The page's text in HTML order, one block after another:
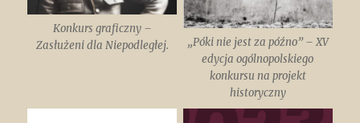
Konkurs graficzny –
Zasłużeni dla Niepodległej.
„Póki nie jest za późno” – XV
edycja ogólnopolskiego
konkursu na projekt
historyczny